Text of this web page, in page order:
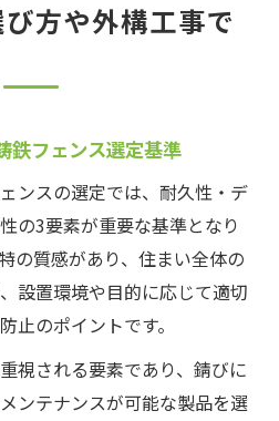
方や外構工事で
鉄フェンス選定基準
ンスの選定では、耐久性・デ
の3要素が重要な基準となり
の質感があり、住まい全体の
設置環境や目的に応じて適切
止のポイントです。
視される要素であり、錆びに
ンテナンスが可能な製品を選